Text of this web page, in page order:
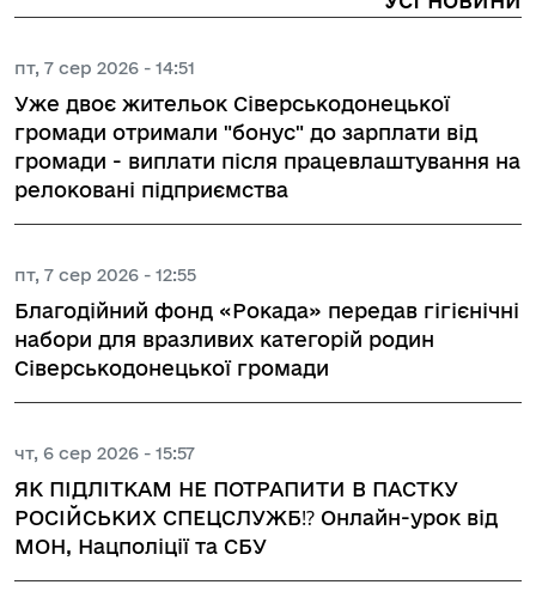
пт, 7 сер 2026 - 14:51
Уже двоє жительок Сіверськодонецької
громади отримали "бонус" до зарплати від
громади - виплати після працевлаштування на
релоковані підприємства
пт, 7 сер 2026 - 12:55
Благодійний фонд «Рокада» передав гігієнічні
набори для вразливих категорій родин
Сіверськодонецької громади
чт, 6 сер 2026 - 15:57
ЯК ПІДЛІТКАМ НЕ ПОТРАПИТИ В ПАСТКУ
РОСІЙСЬКИХ СПЕЦСЛУЖБ⁉️ Онлайн-урок від
МОН, Нацполіції та СБУ